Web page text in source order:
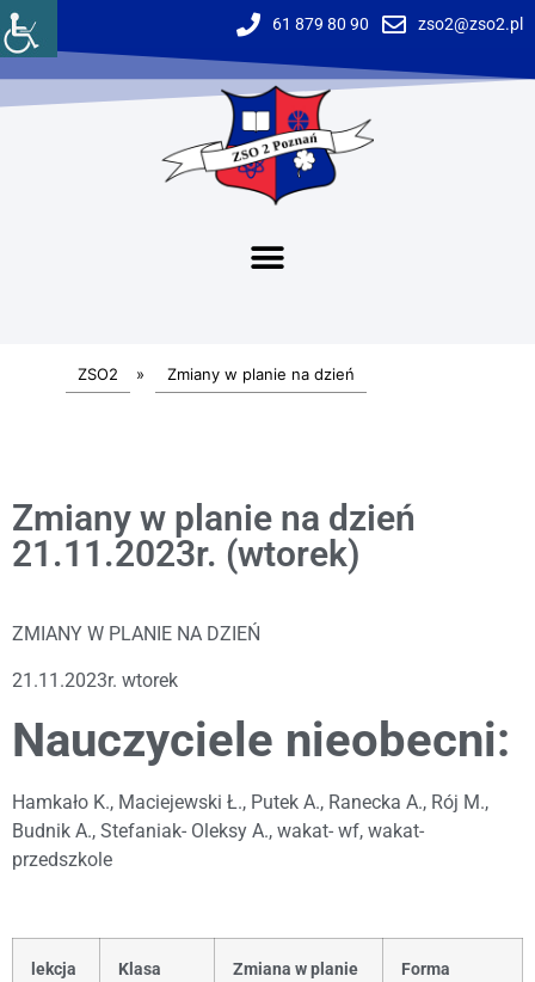
61 879 80 90 zso2@zso2.pl
ZSO2 » Zmiany w planie na dzień
Zmiany w planie na dzień
21.11.2023r. (wtorek)
ZMIANY W PLANIE NA DZIEŃ
21.11.2023r. wtorek
Nauczyciele nieobecni:
Hamkało K., Maciejewski Ł., Putek A., Ranecka A., Rój M.,
Budnik A., Stefaniak- Oleksy A., wakat- wf, wakat-
przedszkole
lekcja
Klasa Zmiana w planie
Forma